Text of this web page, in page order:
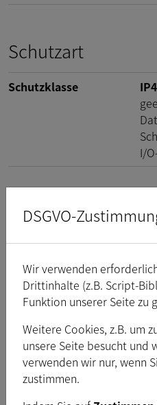
Schutzart
Schutzklasse
I/
Schnittstelle
Sensortyp
Spezifikation des
Sensors
Shutter
Format
2/
Pixelgröße
DSGVO-
Wir verwenden
Drittinhalte (z.B. Script-
Funktion unserer Seite zu
Weitere Cookies, z.B. um
unsere Seite besucht und
verwenden wir nur, wenn
zustimmen.